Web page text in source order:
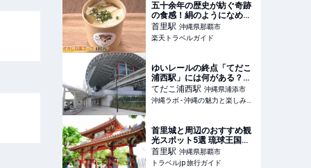
五十余年の歴史が紡ぐ奇跡
の食感！絹のようになめら
かなゆし豆腐スープ 「茶屋
首里とうふ」（那覇市）
【楽天トラベル】
首里駅 沖縄県那覇市
楽天トラベルガイド
ゆいレールの終点「てだこ
浦西駅」には何がある？～
周辺観光・便利スポット～
- 沖縄ラボ
てだこ浦西駅 沖縄県浦添市
沖縄ラボ - 沖縄の魅力と楽しみ方が全部わかる沖縄旅行＆情報サイト
首里城と周辺のおすすめ観
光スポット5選 琉球王国の
歴史を感じる！ | トラベル
jp 旅行ガイド
首里駅 沖縄県那覇市
トラベルjp 旅行ガイド